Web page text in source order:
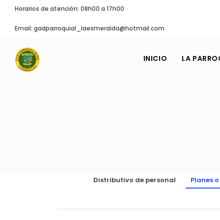
Horarios de atención: 08h00 a 17h00
Email: gadparroquial_laesmeralda@hotmail.com
INICIO LA
Distributivo de personal Planes